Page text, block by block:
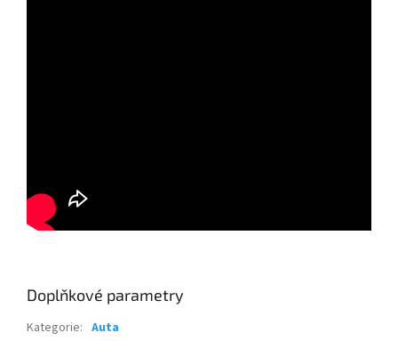
Doplňkové parametry
Kategorie: Auta